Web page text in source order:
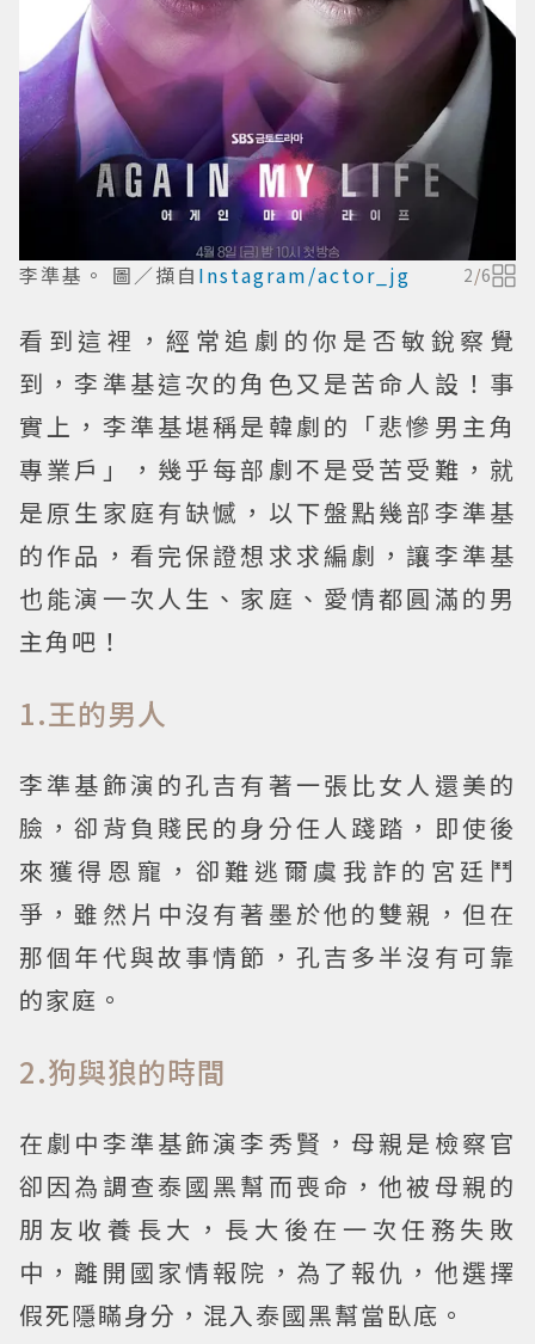
李準基。 圖／擷自 Instagram/actor_jg 2/6
看到這裡，經常追劇的你是否敏銳察覺
到，李準基這次的角色又是苦命人設！事
實上，李準基堪稱是韓劇的「悲慘男主角
專業戶」，幾乎每部劇不是受苦受難，就
是原生家庭有缺憾，以下盤點幾部李準基
的作品，看完保證想求求編劇，讓李準基
也能演一次人生、家庭、愛情都圓滿的男
主角吧！
1.王的男人
李準基飾演的孔吉有著一張比女人還美的
臉，卻背負賤民的身分任人踐踏，即使後
來獲得恩寵，卻難逃爾虞我詐的宮廷鬥
爭，雖然片中沒有著墨於他的雙親，但在
那個年代與故事情節，孔吉多半沒有可靠
的家庭。
2.狗與狼的時間
在劇中李準基飾演李秀賢，母親是檢察官
卻因為調查泰國黑幫而喪命，他被母親的
朋友收養長大，長大後在一次任務失敗
中，離開國家情報院，為了報仇，他選擇
假死隱瞞身分，混入泰國黑幫當臥底。